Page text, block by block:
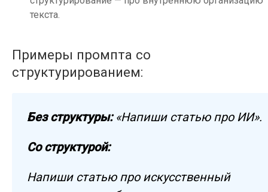
текста.
Примеры промпта со
структурированием:
Без структуры:«Напиши статью про ИИ».
Со структурой:
Напиши статью про искусственный